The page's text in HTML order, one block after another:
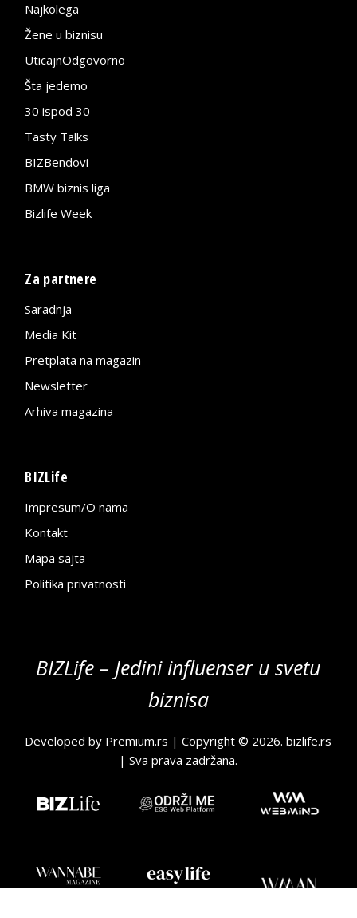
Najkolega
Žene u biznisu
UticajnOdgovorno
Šta jedemo
30 ispod 30
Tasty Talks
BIZBendovi
BMW biznis liga
Bizlife Week
Za partnere
Saradnja
Media Kit
Pretplata na magazin
Newsletter
Arhiva magazina
BIZLife
Impresum/O nama
Kontakt
Mapa sajta
Politika privatnosti
BIZLife – Jedini influenser u svetu
biznisa
Developed by Premium.rs | Copyright © 2026.bizlife.rs
| Sva prava zadržana.